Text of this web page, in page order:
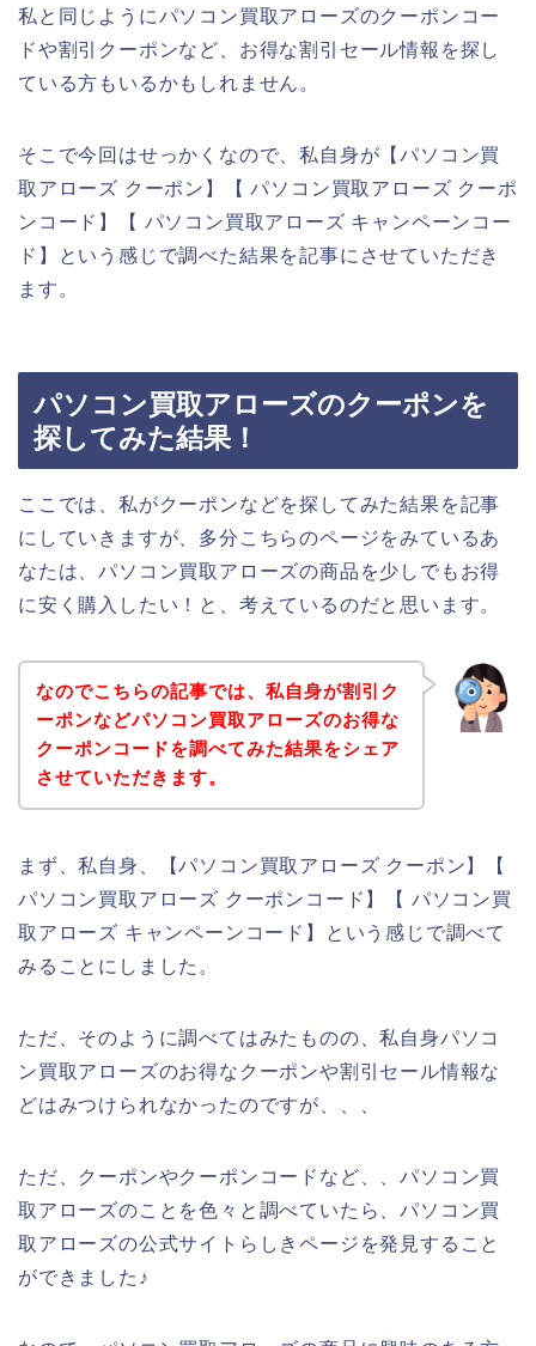
私と同じようにパソコン買取アローズのクーポンコー
ドや割引クーポンなど、お得な割引セール情報を探し
ている方もいるかもしれません。
そこで今回はせっかくなので、私自身が【パソコン買
取アローズ クーポン】【 パソコン買取アローズ クーポ
ンコード】【 パソコン買取アローズ キャンペーンコー
ド】という感じで調べた結果を記事にさせていただき
ます。
パソコン買取アローズのクーポンを
探してみた結果！
ここでは、私がクーポンなどを探してみた結果を記事
にしていきますが、多分こちらのページをみているあ
なたは、パソコン買取アローズの商品を少しでもお得
に安く購入したい！と、考えているのだと思います。
なのでこちらの記事では、私自身が割引ク
ーポンなどパソコン買取アローズのお得な
クーポンコードを調べてみた結果をシェア
させていただきます。
まず、私自身、【パソコン買取アローズ クーポン】【
パソコン買取アローズ クーポンコード】【 パソコン買
取アローズ キャンペーンコード】という感じで調べて
みることにしました。
ただ、そのように調べてはみたものの、私自身パソコ
ン買取アローズのお得なクーポンや割引セール情報な
どはみつけられなかったのですが、、、
ただ、クーポンやクーポンコードなど、、パソコン買
取アローズのことを色々と調べていたら、パソコン買
取アローズの公式サイトらしきページを発見すること
ができました♪